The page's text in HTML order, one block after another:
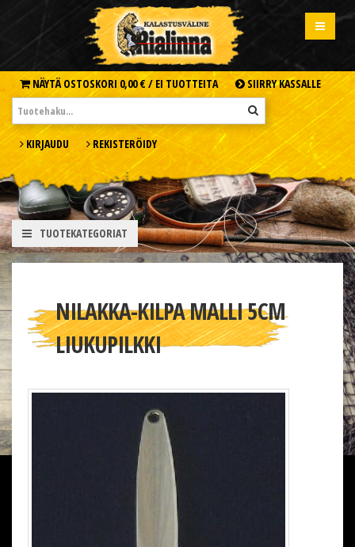
NÄYTÄ OSTOSKORI 0,00 € / EI TUOTTEITA SIIRRY KASSALLE
KIRJAUDU REKISTERÖIDY
TUOTEKATEGORIAT
NILAKKA-KILPA MALLI 5CM
LIUKUPILKKI